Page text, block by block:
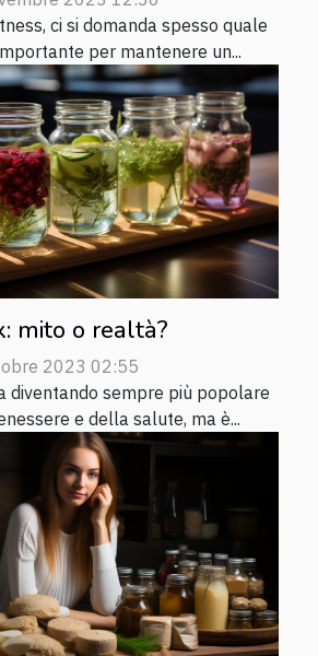
ci si domanda spesso quale
per mantenere un...
mito o realtà?
2023 02:55
diventando sempre più popolare
e della salute, ma è...